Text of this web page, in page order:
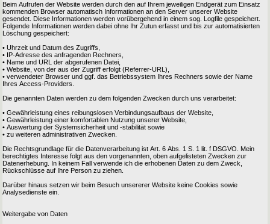
Beim Aufrufen der Website werden durch den auf Ihrem jeweiligen Endgerät zum Einsatz
kommenden Browser automatisch Informationen an den Server unserer Website
gesendet. Diese Informationen werden vorübergehend in einem sog. Logfile gespeichert.
Folgende Informationen werden dabei ohne Ihr Zutun erfasst und bis zur automatisierten
Löschung gespeichert:
• Uhrzeit und Datum des Zugriffs,
• IP-Adresse des anfragenden Rechners,
• Name und URL der abgerufenen Datei,
• Website, von der aus der Zugriff erfolgt (Referrer-URL),
• verwendeter Browser und ggf. das Betriebssystem Ihres Rechners sowie der Name
Ihres Access-Providers.
Die genannten Daten werden zu dem folgenden Zwecken durch uns verarbeitet:
• Gewährleistung eines reibungslosen Verbindungsaufbaus der Website,
• Gewährleistung einer komfortablen Nutzung unserer Website,
• Auswertung der Systemsicherheit und -stabilität sowie
• zu weiteren administrativen Zwecken.
Die Rechtsgrundlage für die Datenverarbeitung ist Art. 6 Abs. 1 S. 1 lit. f DSGVO. Mein
berechtigtes Interesse folgt aus den vorgenannten, oben aufgelisteten Zwecken zur
Datenerhebung. In keinem Fall verwende ich die erhobenen Daten zu dem Zweck,
Rückschlüsse auf Ihre Person zu ziehen.
Darüber hinaus setzen wir beim Besuch unsererer Website keine Cookies sowie
Analysedienste ein.
Weitergabe von Daten